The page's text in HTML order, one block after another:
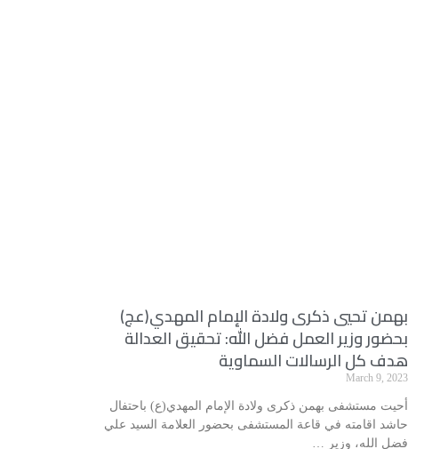
بهمن تحيي ذكرى ولادة الإمام المهدي(عج)
بحضور وزير العمل فضل الله: تحقيق العدالة
هدف كل الرسالات السماوية
March 9, 2023
أحيت مستشفى بهمن ذكرى ولادة الإمام المهدي(ع) باحتفال
حاشد اقامته في قاعة المستشفى بحضور العلامة السيد علي
فضل الله، وزير …